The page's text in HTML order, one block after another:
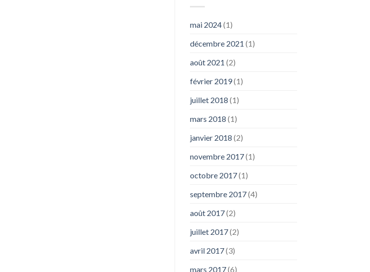
mai 2024(1)
décembre 2021 (1)
août 2021 (2)
février 2019(1)
juillet 2018 (1)
mars 2018 (1)
janvier 2018 (2)
novembre 2017(1)
octobre 2017(1)
septembre 2017(4)
août 2017(2)
juillet 2017(2)
avril 2017(3)
mars 2017(6)